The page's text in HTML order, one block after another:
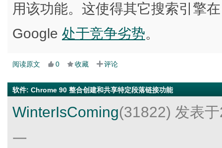
用该功能。这使得其它搜索引擎
Google 处于竞争劣势。
阅读原文 0 收藏 评论
软件: Chrome 90 整合创建和共享特定段落链接功能
WinterIsComing(31822) 发表
一